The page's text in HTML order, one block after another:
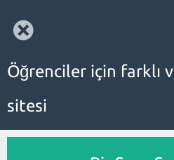
Öğrenciler için farklı
sitesi